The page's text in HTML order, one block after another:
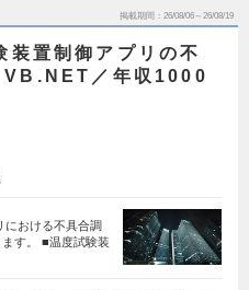
掲載期間 26/08/06～26/08/19
装置制御アプリの不
／年収1000
における不具合調
す。 ■温度試験装